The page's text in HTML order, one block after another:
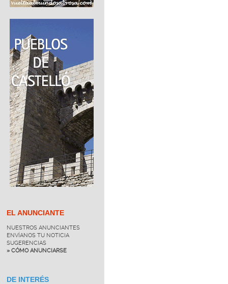
EL ANUNCIANTE
NUESTROS ANUNCIANTES
ENVÍANOS TU NOTICIA
SUGERENCIAS
» CÓMO ANUNCIARSE
DE INTERÉS